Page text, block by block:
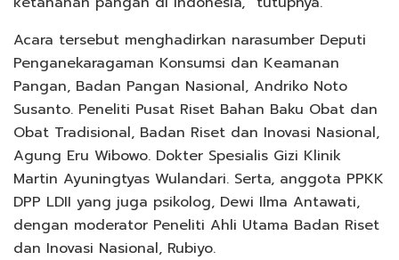
Acara tersebut menghadirkan narasumber Deputi
Penganekaragaman Konsumsi dan Keamanan
Pangan, Badan Pangan Nasional, Andriko Noto
Susanto. Peneliti Pusat Riset Bahan Baku Obat dan
Obat Tradisional, Badan Riset dan Inovasi Nasional,
Agung Eru Wibowo. Dokter Spesialis Gizi Klinik
Martin Ayuningtyas Wulandari. Serta, anggota PPKK
DPP LDII yang juga psikolog, Dewi Ilma Antawati,
dengan moderator Peneliti Ahli Utama Badan Riset
dan Inovasi Nasional, Rubiyo.